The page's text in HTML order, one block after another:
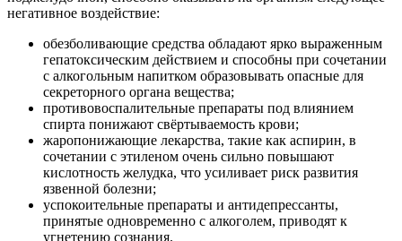
негативное воздействие:
обезболивающие средства обладают ярко выраженным
гепатоксическим действием и способны при сочетании
с алкогольным напитком образовывать опасные для
секреторного органа вещества;
противовоспалительные препараты под влиянием
спирта понижают свёртываемость крови;
жаропонижающие лекарства, такие как аспирин, в
сочетании с этиленом очень сильно повышают
кислотность желудка, что усиливает риск развития
язвенной болезни;
успокоительные препараты и антидепрессанты,
принятые одновременно с алкоголем, приводят к
угнетению сознания.